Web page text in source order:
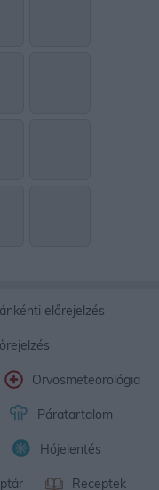
előrejelzés
Orvosmeteorológia
Páratartalom
Hójelentés
Receptek